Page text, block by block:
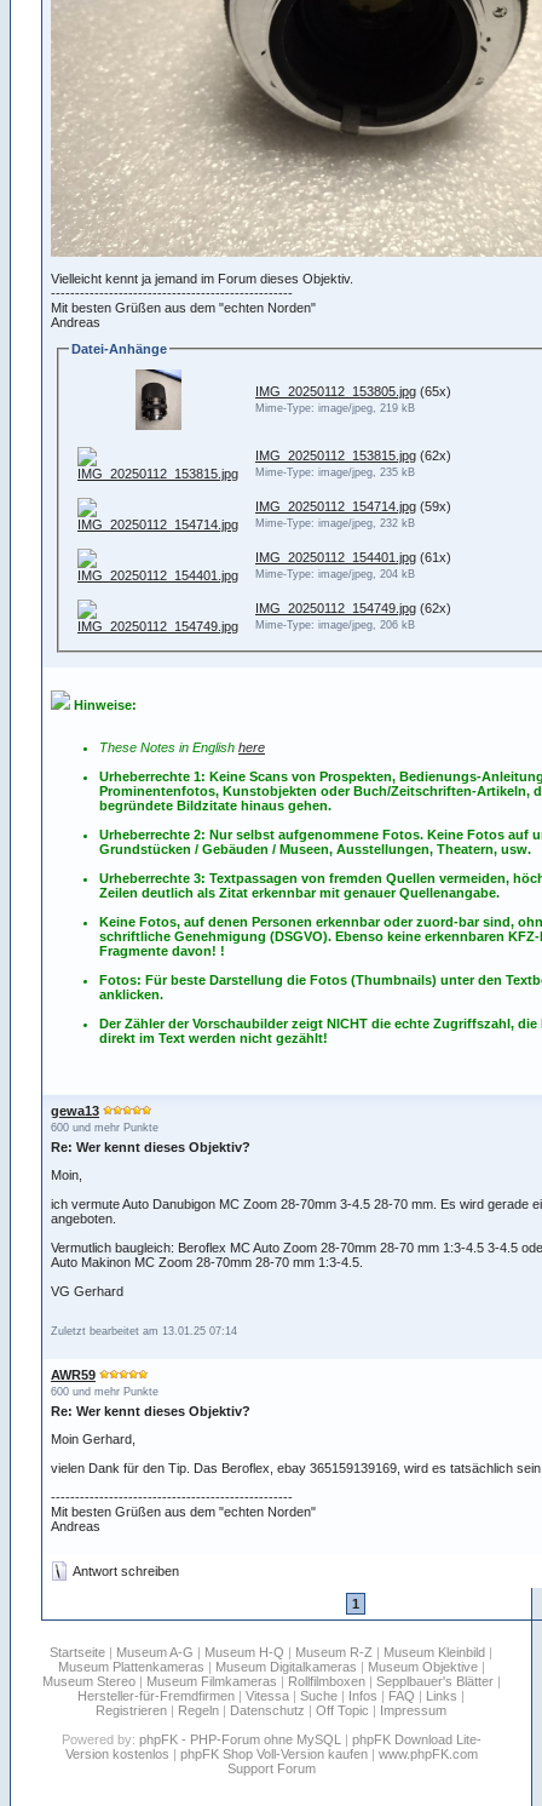
Vielleicht kennt ja jemand im Forum dieses Objektiv.
--------------------------------------------------
Mit besten Grüßen aus dem "echten Norden"
Andreas
Datei-Anhänge
IMG_20250112_153805.jpg (65x)
Mime-Type: image/jpeg, 219 kB
IMG_20250112_153815.jpg (62x)
Mime-Type: image/jpeg, 235 kB
IMG_20250112_154714.jpg (59x)
Mime-Type: image/jpeg, 232 kB
IMG_20250112_154401.jpg (61x)
Mime-Type: image/jpeg, 204 kB
IMG_20250112_154749.jpg (62x)
Mime-Type: image/jpeg, 206 kB
Hinweise:
These Notes in English here
Urheberrechte 1: Keine Scans von Prospekten, Bedienungs-
Prominentenfotos, Kunstobjekten oder Buch/Zeitschriften-Artikeln,
begründete Bildzitate hinaus gehen.
Urheberrechte 2: Nur selbst aufgenommene Fotos. Keine Fotos auf
Grundstücken / Gebäuden / Museen, Ausstellungen, Theatern, usw.
Urheberrechte 3: Textpassagen von fremden Quellen vermeiden,
Zeilen deutlich als Zitat erkennbar mit genauer Quellenangabe.
Keine Fotos, auf denen Personen erkennbar oder zuord-bar sind,
schriftliche Genehmigung (DSGVO). Ebenso keine erkennbaren
Fragmente davon! !
Fotos: Für beste Darstellung die Fotos (Thumbnails) unter den
anklicken.
Der Zähler der Vorschaubilder zeigt NICHT die echte Zugriffszahl,
direkt im Text werden nicht gezählt!
gewa13
600 und mehr Punkte
Re: Wer kennt dieses Objektiv?
Moin,
ich vermute Auto Danubigon MC Zoom 28-70mm 3-4.5 28-70 mm. Es wird gerade
angeboten.
Vermutlich baugleich: Beroflex MC Auto Zoom 28-70mm 28-70 mm 1:3-4.5 3-4.5
Auto Makinon MC Zoom 28-70mm 28-70 mm 1:3-4.5.
VG Gerhard
Zuletzt bearbeitet am 13.01.25 07:14
AWR59
600 und mehr Punkte
Re: Wer kennt dieses Objektiv?
Moin Gerhard,
vielen Dank für den Tip. Das Beroflex, ebay 365159139169, wird es tatsächlich
--------------------------------------------------
Mit besten Grüßen aus dem "echten Norden"
Andreas
Antwort schreiben
1
Startseite | Museum A-G | Museum H-Q | Museum R-Z | Museum Kleinbild |
Museum Plattenkameras | Museum Digitalkameras | Museum Objektive|
Museum Stereo| Museum Filmkameras | Rollfilmboxen| Sepplbauer's Blätter|
Hersteller-für-Fremdfirmen | Vitessa | Suche | Infos | FAQ | Links |
Registrieren | Regeln | Datenschutz | Off Topic | Impressum
Powered by: phpFK - PHP-Forum ohne MySQL | phpFK Download Lite-
Version kostenlos | phpFK Shop Voll-Version kaufen| www.phpFK.com
Support Forum